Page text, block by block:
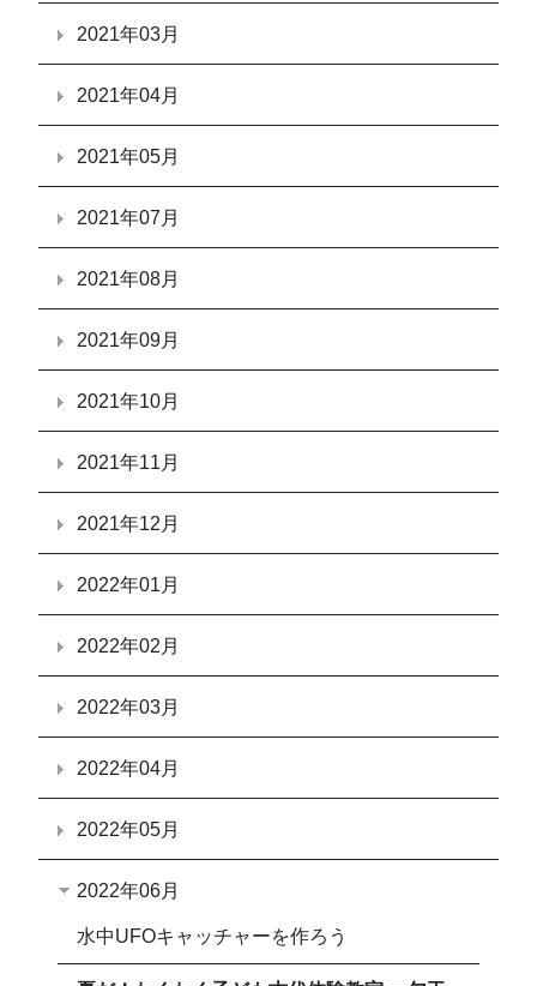
2021年03月
2021年04月
2021年05月
2021年07月
2021年08月
2021年09月
2021年10月
2021年11月
2021年12月
2022年01月
2022年02月
2022年03月
2022年04月
2022年05月
2022年06月
水中UFOキャッチャーを作ろう